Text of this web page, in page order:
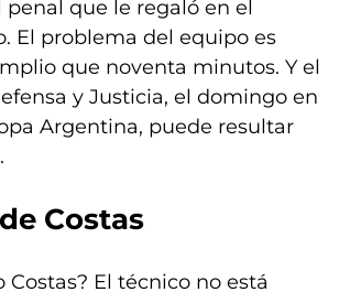
penal que le regaló en el
El problema del equipo es
que noventa minutos. Y el
y Justicia, el domingo en
Argentina, puede resultar
Costas
Costas? El técnico no está